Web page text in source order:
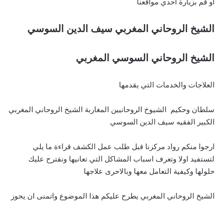
الشيخ الروحاني المغربي سيف الدين السوسي
الشيخ الروحاني السوسي المغربي
العلاجات والخدمات التي يقدمها
سلطان وحكيم الشيوخ الروحانيين المغاربة الشيخ الروحاني المغربي
الكبير الفقيه سيف الدين السوسي
ارجوا منكم رواد مركزنا قبل طلب عمل الكشف قراءة ما يلي
لتستفيد اولا وتعرف اسباب المشاكل التي تعانيها ونقترح عليك
حلولها وكيفية التعامل معها وبالاحرى علاجها
الشيخ الروحاني المغربي يطرح عليكم هذا الموضوع واتمنى ان يحوز